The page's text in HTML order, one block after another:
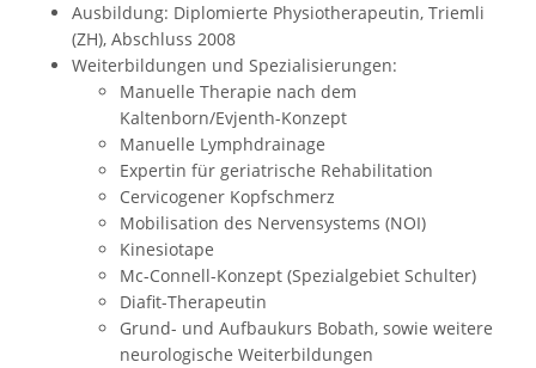
Ausbildung: Diplomierte Physiotherapeutin, Triemli
(ZH), Abschluss 2008
Weiterbildungen und Spezialisierungen:
Manuelle Therapie nach dem
Kaltenborn/Evjenth-Konzept
Manuelle Lymphdrainage
Expertin für geriatrische Rehabilitation
Cervicogener Kopfschmerz
Mobilisation des Nervensystems (NOI)
Kinesiotape
Mc-Connell-Konzept (Spezialgebiet Schulter)
Diafit-Therapeutin
Grund- und Aufbaukurs Bobath, sowie weitere
neurologische Weiterbildungen